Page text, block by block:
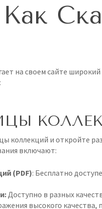
Как
на своем сайте
коллекций и откройте
включают:
(PDF): Бесплатно
Доступно в разных
высокого качества,